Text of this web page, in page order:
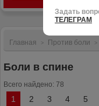
Задать
ТЕЛЕГРАМ
Главная > Против боли >
Боли в спине
Всего найдено: 78
1 2 3 4 5